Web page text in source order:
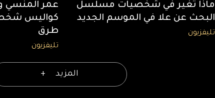
ماذا تغير في شخصيات مسلسل
البحث عن علا في الموسم الجديد
تليفزيون
عمر المنسي
كواليس
طرق
تليفزيون
المزيد